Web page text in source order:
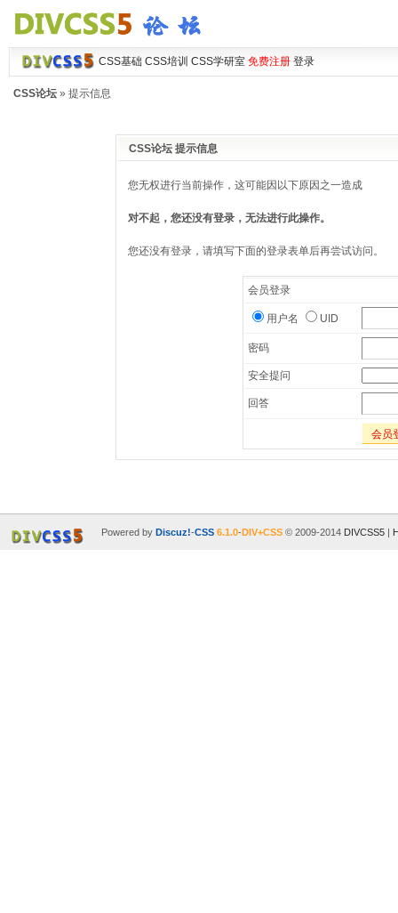
CSS基础 CSS培训 CSS学研室 免费注册 登录
CSS论坛» 提示信息
CSS论坛 提示信息
您无权进行当前操作，这可能因以下原因之一造成
对不起，您还没有登录，无法进行此操作。
您还没有登录，请填写下面的登录表单后再尝试访问。
会员登录
用户名 UID
密码
安全提问
回答
会员
Powered by Discuz!-CSS 6.1.0-DIV+CSS© 2009-2014 DIVCSS5|